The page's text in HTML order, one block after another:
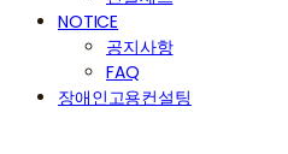
NOTICE
공지사항
FAQ
장애인고용컨설팅